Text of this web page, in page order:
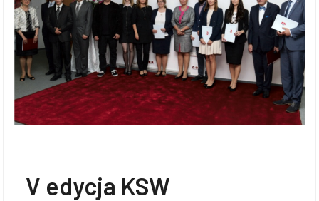
V edycja KSW